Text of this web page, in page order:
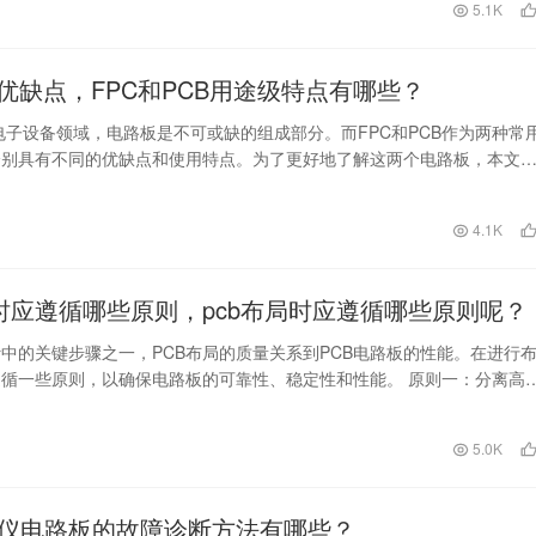
5.1K
缺点，FPC和PCB用途级特点有哪些？
设备领域，电路板是不可或缺的组成部分。而FPC和PCB作为两种常
具有不同的优缺点和使用特点。为了更好地了解这两个电路板，本文将
4.1K
应遵循哪些原则，pcb布局时应遵循哪些原则呢？
的关键步骤之一，PCB布局的质量关系到PCB电路板的性能。在进行布
一些原则，以确保电路板的可靠性、稳定性和性能。 原则一：分离高
5.0K
电路板的故障诊断方法有哪些？